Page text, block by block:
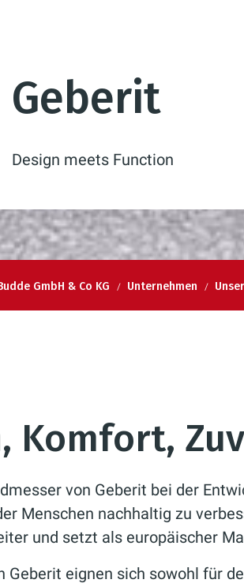
Geberit
Design meets Function
GmbH & Co KG Unternehmen
Komfort,
von Geberit bei der
Menschen nachhaltig zu
und setzt als europäischer
Geberit eignen sich sowohl für